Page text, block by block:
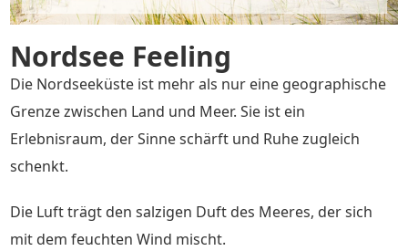
Nordsee Feeling
Die Nordseeküste ist mehr als nur eine geographische
Grenze zwischen Land und Meer. Sie ist ein
Erlebnisraum, der Sinne schärft und Ruhe zugleich
schenkt.
Die Luft trägt den salzigen Duft des Meeres, der sich
mit dem feuchten Wind mischt.